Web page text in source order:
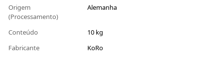
Origem
(Processamento)
Alemanha
Conteúdo
10 kg
Fabricante
KoRo